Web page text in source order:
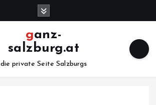
ganz-
salzburg.at
die private Seite Salzburgs